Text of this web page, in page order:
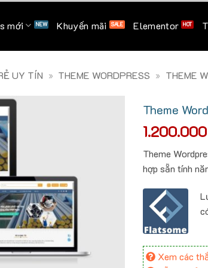
mới Khuyến mãi Elementor
UY TÍN » THEME WORDPRESS » THEME
Theme
1.200.000
Theme
hợp sẵn tính
Xem các